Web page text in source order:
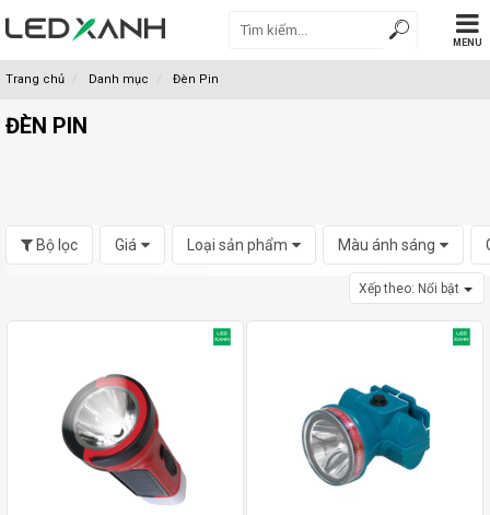
MENU
Trang chủ Danh mục Đèn Pin
ĐÈN PIN
Bộ lọc Giá Loại sản phẩm Màu ánh sáng
Xếp theo: Nổi bật